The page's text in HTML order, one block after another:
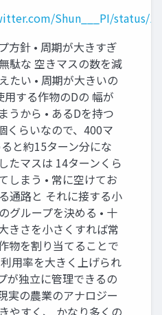
Shun___PI/status/
方針 • 周期が大きすぎ
駄な 空きマスの数を減
たい • 周期が大きいの
用する作物のDの 幅が
うから • あるDを持つ
くらいなので、400マ
と約15ターン分にな
たマスは 14ターンくら
しまう • 常に空けてお
通路と それに接する小
グループを決める • 十
きさを小さくすれば常
物を割り当てることで
用率を大きく上げられ
が独立に管理できるの
実の農業のアナロジー